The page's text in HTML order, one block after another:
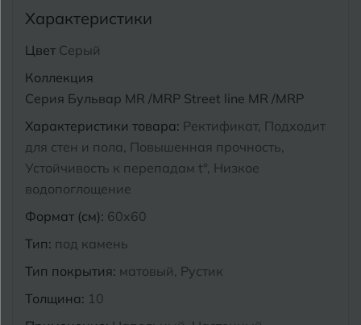
Характеристики
Цвет Серый
Коллекция
Серия Бульвар MR /MRP Street line MR /MRP
Характеристики товара: Ректификат, Подходит
для стен и пола, Повышенная прочность,
Устойчивость к перепадам t°, Низкое
водопоглощение
Формат (см): 60x60
Тип: под камень
Тип покрытия: матовый, Рустик
Толщина: 10
Магнитогорск
Муром
Челябинск
Э Энгельс